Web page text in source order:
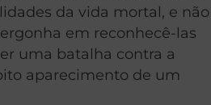
da vida mortal, e não
em reconhecê-las
uma batalha contra a
aparecimento de um